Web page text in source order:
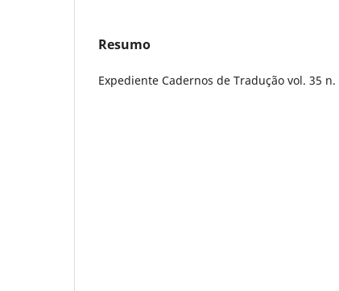
Resumo
Expediente Cadernos de Tradução vol. 35 n.